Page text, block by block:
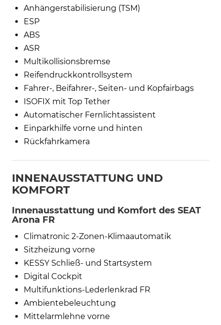
Anhängerstabilisierung (TSM)
ESP
ABS
ASR
Multikollisionsbremse
Reifendruckkontrollsystem
Fahrer-, Beifahrer-, Seiten- und Kopfairbags
ISOFIX mit Top Tether
Automatischer Fernlichtassistent
Einparkhilfe vorne und hinten
Rückfahrkamera
INNENAUSSTATTUNG UND
KOMFORT
Innenausstattung und Komfort des SEAT
Arona FR
Climatronic 2-Zonen-Klimaautomatik
Sitzheizung vorne
KESSY Schließ- und Startsystem
Digital Cockpit
Multifunktions-Lederlenkrad FR
Ambientebeleuchtung
Mittelarmlehne vorne